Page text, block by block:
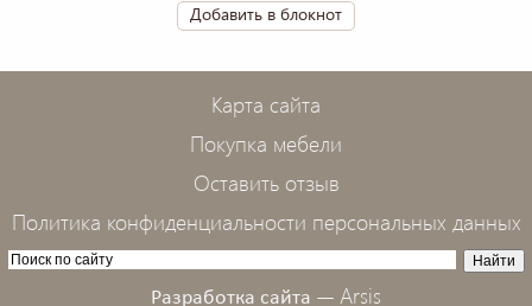
Добавить в блокнот
Карта сайта
Покупка мебели
Оставить отзыв
Политика конфиденциальности персональных данных
Разработка сайта — Arsis